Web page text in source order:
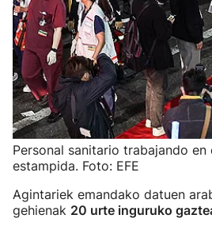
Personal sanitario trabajando en
estampida. Foto: EFE
Agintariek emandako datuen
gehienak 20 urte inguruko